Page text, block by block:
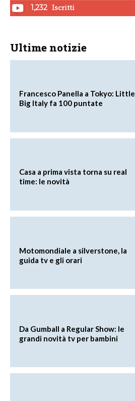
1,232 Iscritti
Ultime notizie
Francesco Panella a Tokyo: Little
Big Italy fa 100 puntate
Casa a prima vista torna su real
time: le novità
Motomondiale a silverstone, la
guida tv e gli orari
Da Gumball a Regular Show: le
grandi novità tv per bambini